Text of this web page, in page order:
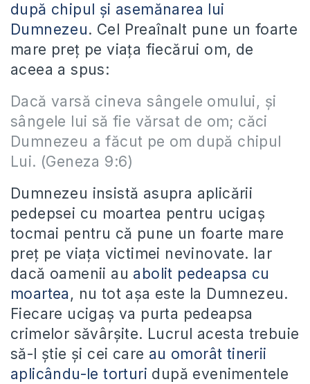
după chipul şi asemănarea lui
Dumnezeu. Cel Preaînalt pune un foarte
mare preţ pe viaţa fiecărui om, de
aceea a spus:
Dacă varsă cineva sângele omului, şi
sângele lui să fie vărsat de om; căci
Dumnezeu a făcut pe om după chipul
Lui. (Geneza 9:6)
Dumnezeu insistă asupra aplicării
pedepsei cu moartea pentru ucigaş
tocmai pentru că pune un foarte mare
preţ pe viaţa victimei nevinovate. Iar
dacă oamenii au abolit pedeapsa cu
moartea , nu tot aşa este la Dumnezeu.
Fiecare ucigaş va purta pedeapsa
crimelor săvârşite. Lucrul acesta trebuie
să-l ştie şi cei care au omorât tinerii
aplicându-le torturi după evenimentele